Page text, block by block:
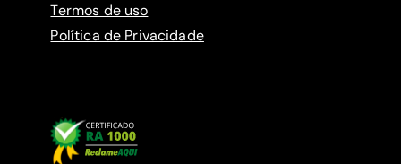
Termos de uso
Política de Privacidade